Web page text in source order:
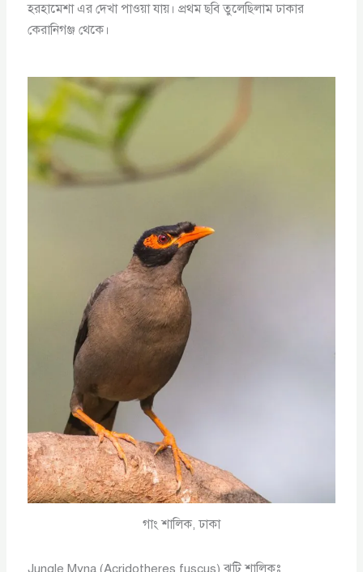
হরহামেশা এর দেখা পাওয়া যায়। প্রথম ছবি তুলেছিলাম ঢাকার
কেরানিগঞ্জ থেকে।
গাং শালিক, ঢাকা
Jungle Myna (Acridotheres fuscus) ঝুটি শালিকঃ